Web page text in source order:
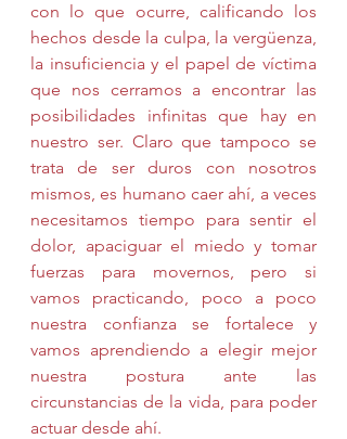
con lo que ocurre, calificando los
hechos desde la culpa, la vergüenza,
la insuficiencia y el papel de víctima
que nos cerramos a encontrar las
posibilidades infinitas que hay en
nuestro ser. Claro que tampoco se
trata de ser duros con nosotros
mismos, es humano caer ahí, a veces
necesitamos tiempo para sentir el
dolor, apaciguar el miedo y tomar
fuerzas para movernos, pero si
vamos practicando, poco a poco
nuestra confianza se fortalece y
vamos aprendiendo a elegir mejor
nuestra postura ante las
circunstancias de la vida, para poder
actuar desde ahí.